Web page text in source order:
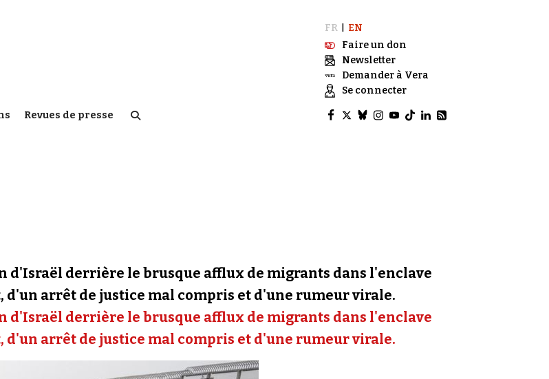
Revues de presse
FR
EN
Faire un don
Newsletter
Demander à Vera
Se connecter
d'Israël derrière le brusque afflux de migrants dans l'enclave
d'un arrêt de justice mal compris et d'une rumeur virale.
d'Israël derrière le brusque afflux de migrants dans l'enclave
d'un arrêt de justice mal compris et d'une rumeur virale.